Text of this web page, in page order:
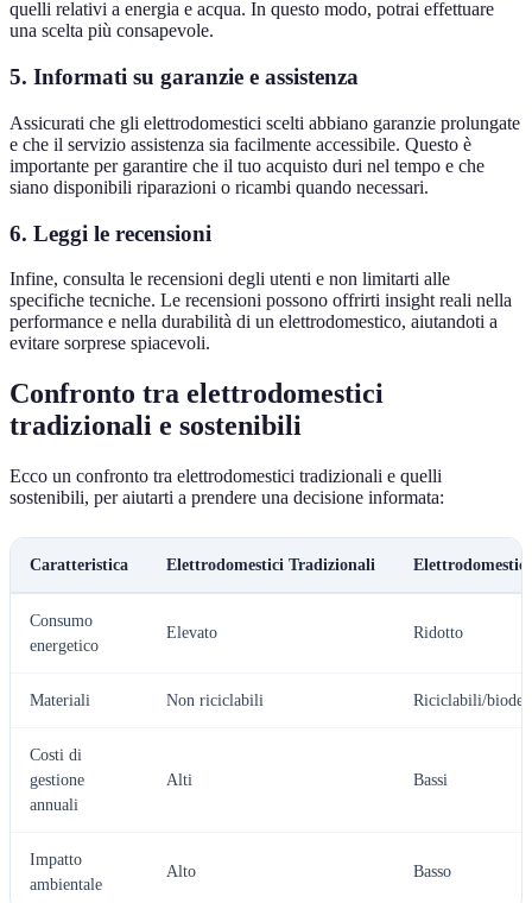
quelli relativi a energia e acqua. In questo modo, potrai effettuare
una scelta più consapevole.
5. Informati su garanzie e assistenza
Assicurati che gli elettrodomestici scelti abbiano garanzie prolungate
e che il servizio assistenza sia facilmente accessibile. Questo è
importante per garantire che il tuo acquisto duri nel tempo e che
siano disponibili riparazioni o ricambi quando necessari.
6. Leggi le recensioni
Infine, consulta le recensioni degli utenti e non limitarti alle
specifiche tecniche. Le recensioni possono offrirti insight reali nella
performance e nella durabilità di un elettrodomestico, aiutandoti a
evitare sorprese spiacevoli.
Confronto tra elettrodomestici
tradizionali e sostenibili
Ecco un confronto tra elettrodomestici tradizionali e quelli
sostenibili, per aiutarti a prendere una decisione informata:
Caratteristica Elettrodomestici Tradizionali
Consumo
energetico
Elevato Ridotto
Materiali Non riciclabili Riciclabili/
Costi di
gestione
annuali
Alti Bassi
Impatto
ambientale
Alto Basso